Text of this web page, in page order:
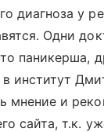
диагноза у
Одни
паникерша,
институт
мнение и
сайта, т.к.